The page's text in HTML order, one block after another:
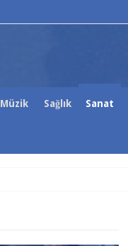
Müzik Sağlık Sanat